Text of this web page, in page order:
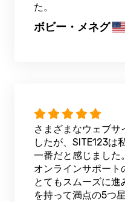
た。
ボビー・メネグ
さまざまなウェブサ
したが、SITE123は
一番だと感じました
オンラインサポート
とてもスムーズに進
を持って満点の5つ